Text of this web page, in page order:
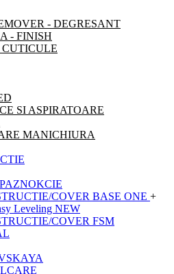
- DEGRESANT
- FINISH
SI ASPIRATOARE
MANICHIURA
COVER BASE ONE +
Leveling NEW
COVER FSM